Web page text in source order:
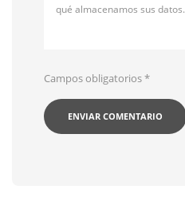
qué almacenamos sus datos.
Campos obligatorios*